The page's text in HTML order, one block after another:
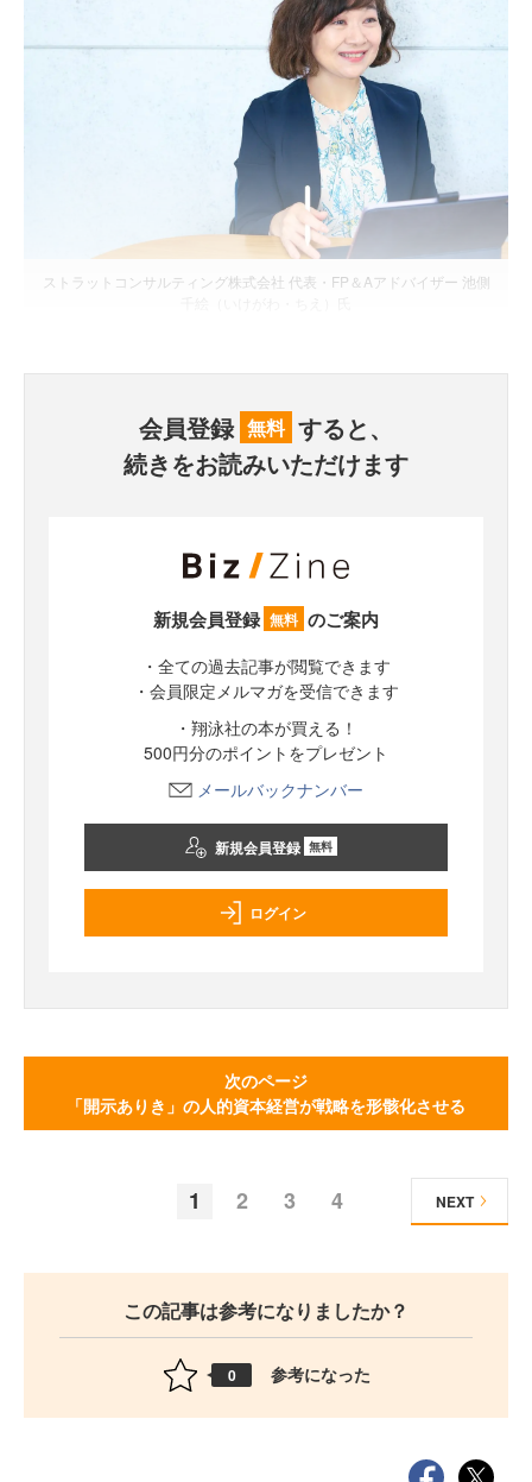
ストラットコンサルティング株式会社 代表・FP＆Aアドバイザー 池側
会員登録 無料 すると、
続きをお読みいただけます
新規会員登録 無料 のご案内
・全ての過去記事が閲覧できます
・会員限定メルマガを受信できます
・翔泳社の本が買える！
500円分のポイントをプレゼント
メールバックナンバー
新規会員登録 無料
ログイン
次のページ
「開示ありき」の人的資本経営が戦略を形骸化させる
1 2 3 4 NEXT
この記事は参考になりましたか？
0 参考になった